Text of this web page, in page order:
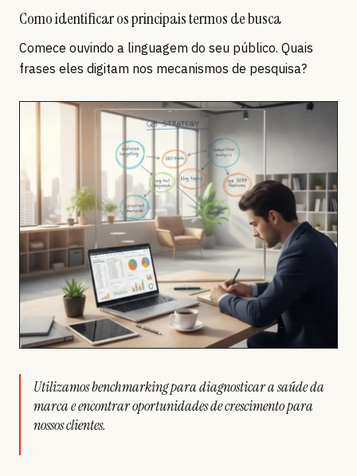
Como identificar os principais termos de busca
Comece ouvindo a linguagem do seu público. Quais
frases eles digitam nos mecanismos de pesquisa?
Utilizamos benchmarking para diagnosticar a saúde da
marca e encontrar oportunidades de crescimento para
nossos clientes.